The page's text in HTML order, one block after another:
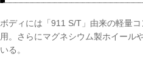
ボディには「911 S/T」由来の軽量
用。さらにマグネシウム製ホイール
いる。